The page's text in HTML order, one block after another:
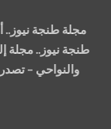
مجلة طنجة نيوز..
طنجة نيوز.. مجلة
والنواحي –